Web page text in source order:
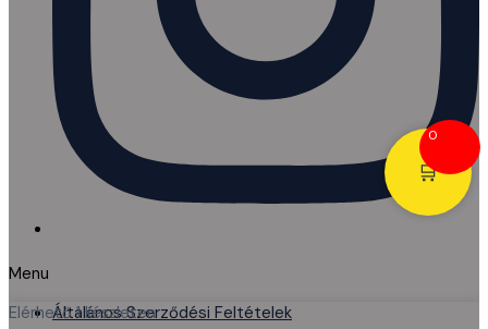
Menu
Általános Szerződési Feltételek
🛒
0
Elérhető 1 készleten